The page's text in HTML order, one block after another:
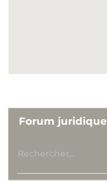
Forum juridique